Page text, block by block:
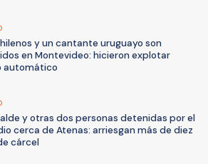
y un cantante uruguayo son
en Montevideo: hicieron explotar
automático
y otras dos personas detenidas por el
cerca de Atenas: arriesgan más de diez
cárcel